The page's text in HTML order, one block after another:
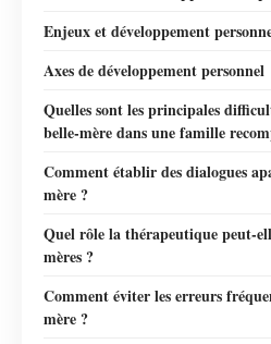
Enjeux et développement
Axes de développement personnel
Quelles sont les principales
belle-mère dans une famille
Comment établir des dialogues
mère ?
Quel rôle la thérapeutique peut-
mères ?
Comment éviter les erreurs
mère ?